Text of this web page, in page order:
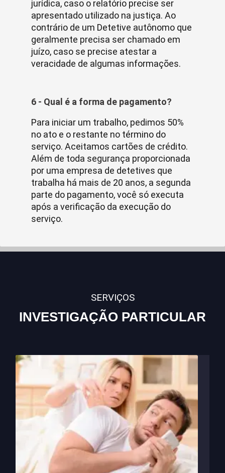
jurídica, caso o relatório precise ser
apresentado utilizado na justiça. Ao
contrário de um Detetive autônomo que
geralmente precisa ser chamado em
juízo, caso se precise atestar a
veracidade de algumas informações.
6 - Qual é a forma de pagamento?
Para iniciar um trabalho, pedimos 50%
no ato e o restante no término do
serviço. Aceitamos cartões de crédito.
Além de toda segurança proporcionada
por uma empresa de detetives que
trabalha há mais de 20 anos, a segunda
parte do pagamento, você só executa
após a verificação da execução do
serviço.
SERVIÇOS
INVESTIGAÇÃO PARTICULAR